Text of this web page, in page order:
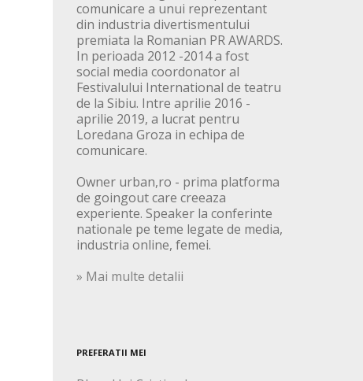
comunicare a unui reprezentant
din industria divertismentului
premiata la Romanian PR AWARDS.
In perioada 2012 -2014 a fost
social media coordonator al
Festivalului International de teatru
de la Sibiu. Intre aprilie 2016 -
aprilie 2019, a lucrat pentru
Loredana Groza in echipa de
comunicare.
Owner urban,ro - prima platforma
de goingout care creeaza
experiente. Speaker la conferinte
nationale pe teme legate de media,
industria online, femei.
» Mai multe detalii
PREFERATII MEI